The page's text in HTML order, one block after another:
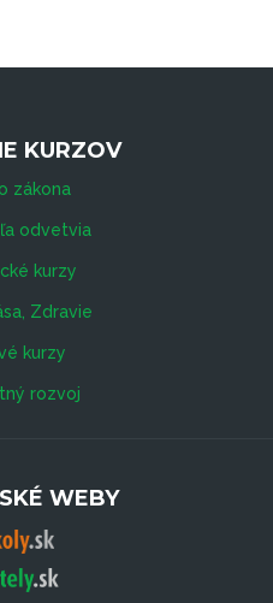
KURZOV
zákona
odvetvia
kurzy
Zdravie
kurzy
rozvoj
WEBY